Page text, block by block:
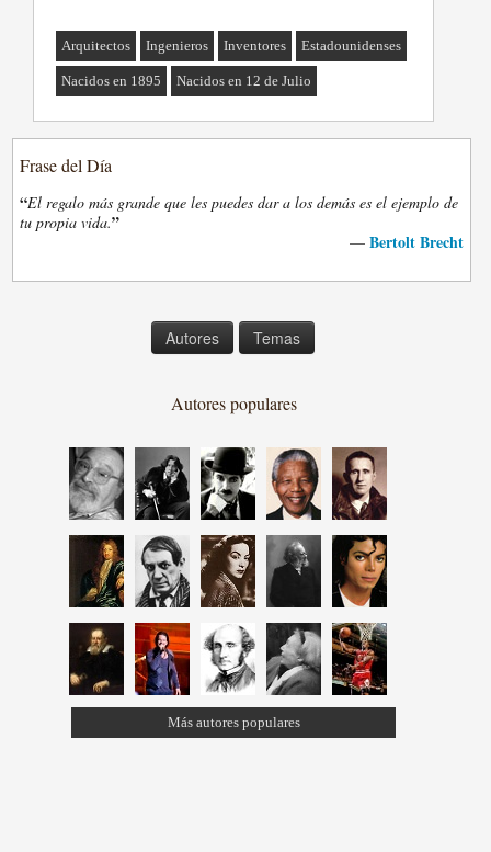
Arquitectos Ingenieros Inventores Estadounidenses
Nacidos en 1895 Nacidos en 12 de Julio
Frase del Día
“El regalo más grande que les puedes dar a los demás es el ejemplo de
tu propia vida.”
— Bertolt Brecht
Autores Temas
Autores populares
Más autores populares